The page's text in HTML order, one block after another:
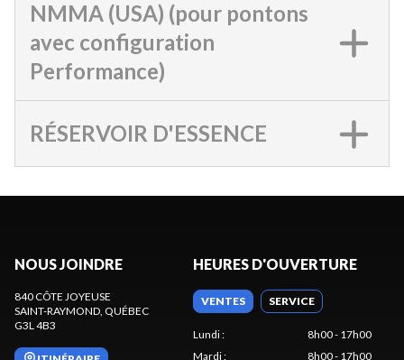
NMMA (USA) (pour pontons
avec configuration
Performance)
RÉSERVOIR D'ESSENCE
NOUS JOINDRE
840 CÔTE JOYEUSE
SAINT-RAYMOND, QUÉBEC
G3L 4B3
HEURES D'OUVERTURE
VENTES SERVICE
Lundi:
8h00 - 17h00
Mardi:
8h00 - 17h00